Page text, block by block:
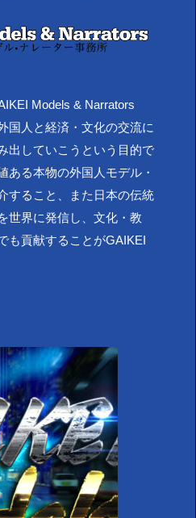
Models & Narrators
国人と経済・文化の交流に
出していこうという目的で
ある本物の外国人モデル・
すること、また日本の伝統
世界に発信し、文化・教
も貢献することがGAIKEI